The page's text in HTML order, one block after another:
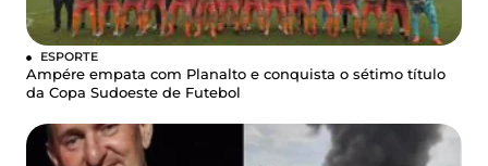
ESPORTE
Ampére empata com Planalto e conquista o sétimo título
da Copa Sudoeste de Futebol